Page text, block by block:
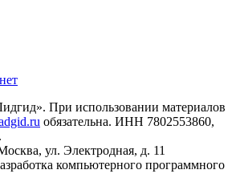
При использовании материалов
обязательна. ИНН 7802553860,
ул. Электродная, д. 11
компьютерного программного